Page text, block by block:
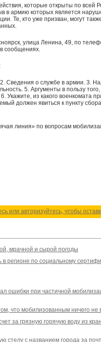
которые открыты по всей
в армию которых является
Те, кто уже призван, могут
улица Ленина, 49, по
сообщениях.
Сведения о службе в армии. 3.
5. Аргументы в пользу того,
Укажите, из какого военкомата
должен явиться к пункту
линия» по вопросам
или авторизуйтесь, чтобы
мрачной и сырой погоды
в регионе по социальному
ошибки при частичной
что мобилизованным ничего не
за грязную горячую воду из
стелу с названием города за